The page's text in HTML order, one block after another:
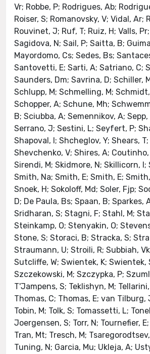
Vr; Robbe, P; Rodrigues, Ab;
Roiser, S; Romanovsky, V; Vidal, Ar;
Rouvinet, J; Ruf, T; Ruiz, H; Valls,
Sagidova, N; Sail, P; Saitta, B;
Mayordomo, Cs; Sedes, Bs;
Santovetti, E; Sarti, A; Satriano, C;
Saunders, Dm; Savrina, D; Schiller,
Schlupp, M; Schmelling, M;
Schopper, A; Schune, Mh;
B; Sciubba, A; Semennikov, A; Sepp,
Serrano, J; Sestini, L; Seyfert, P;
Shapoval, I; Shcheglov, Y; Shears,
Shevchenko, V; Shires, A; Coutinho,
Sirendi, M; Skidmore, N; Skillicorn, I;
Smith, Na; Smith, E; Smith, E;
Snoek, H; Sokoloff, Md; Soler, Fjp;
D; De Paula, Bs; Spaan, B; Sparkes,
Sridharan, S; Stagni, F; Stahl, M;
Steinkamp, O; Stenyakin, O;
Stone, S; Storaci, B; Stracka, S;
Straumann, U; Stroili, R; Subbiah,
Sutcliffe, W; Swientek, K; Swientek,
Szczekowski, M; Szczypka, P;
T'Jampens, S; Teklishyn, M;
Thomas, C; Thomas, E; van Tilburg,
Tobin, M; Tolk, S; Tomassetti, L;
Joergensen, S; Torr, N; Tournefier,
Tran, Mt; Tresch, M;
Tuning, N; Garcia, Mu; Ukleja, A;